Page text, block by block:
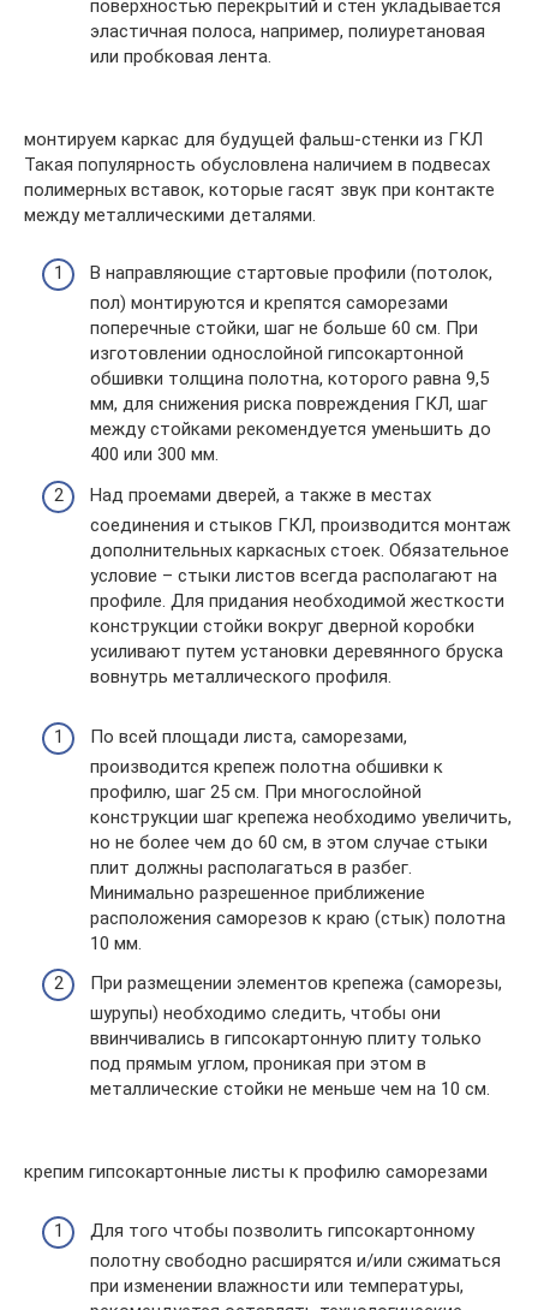
поверхностью перекрытий и стен укладывается
эластичная полоса, например, полиуретановая
или пробковая лента.
монтируем каркас для будущей фальш-стенки из ГКЛ
Такая популярность обусловлена наличием в подвесах
полимерных вставок, которые гасят звук при контакте
между металлическими деталями.
В направляющие стартовые профили (потолок,
пол) монтируются и крепятся саморезами
поперечные стойки, шаг не больше 60 см. При
изготовлении однослойной гипсокартонной
обшивки толщина полотна, которого равна 9,5
мм, для снижения риска повреждения ГКЛ, шаг
между стойками рекомендуется уменьшить до
400 или 300 мм.
Над проемами дверей, а также в местах
соединения и стыков ГКЛ, производится монтаж
дополнительных каркасных стоек. Обязательное
условие – стыки листов всегда располагают на
профиле. Для придания необходимой жесткости
конструкции стойки вокруг дверной коробки
усиливают путем установки деревянного бруска
вовнутрь металлического профиля.
По всей площади листа, саморезами,
производится крепеж полотна обшивки к
профилю, шаг 25 см. При многослойной
конструкции шаг крепежа необходимо увеличить,
но не более чем до 60 см, в этом случае стыки
плит должны располагаться в разбег.
Минимально разрешенное приближение
расположения саморезов к краю (стык) полотна
10 мм.
При размещении элементов крепежа (саморезы,
шурупы) необходимо следить, чтобы они
ввинчивались в гипсокартонную плиту только
под прямым углом, проникая при этом в
металлические стойки не меньше чем на 10 см.
крепим гипсокартонные листы к профилю саморезами
Для того чтобы позволить гипсокартонному
полотну свободно расширятся и/или сжиматься
при изменении влажности или температуры,